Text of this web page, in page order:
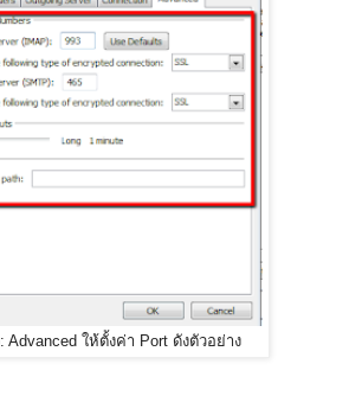
Advanced ให้ตั้งค่า Port ดังตัวอย่าง